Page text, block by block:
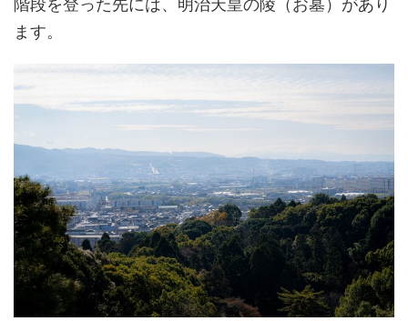
階段を登った先には、明治天皇の陵（お墓）があり
ます。